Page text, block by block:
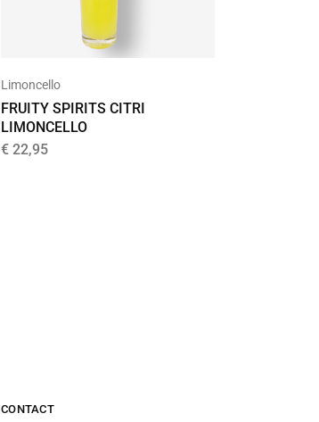
Limoncello
FRUITY SPIRITS CITRI
LIMONCELLO
€ 22,95
CONTACT